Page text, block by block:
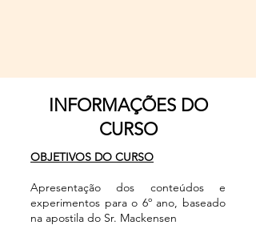
INFORMAÇÕES DO
CURSO
​OBJETIVOS DO CURSO
Apresentação dos conteúdos e
experimentos para o 6º ano, baseado
na apostila do Sr. Mackensen